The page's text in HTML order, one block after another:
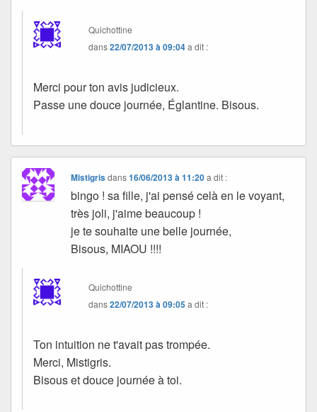
Quichottine
dans22/07/2013 à 09:04a dit :
Merci pour ton avis judicieux.
Passe une douce journée, Églantine. Bisous.
Mistigrisdans16/06/2013 à 11:20 a dit :
bingo ! sa fille, j'ai pensé celà en le voyant,
très joli, j'aime beaucoup !
je te souhaite une belle journée,
Bisous, MIAOU !!!!
Quichottine
dans22/07/2013 à 09:05a dit :
Ton intuition ne t'avait pas trompée.
Merci, Mistigris.
Bisous et douce journée à toi.